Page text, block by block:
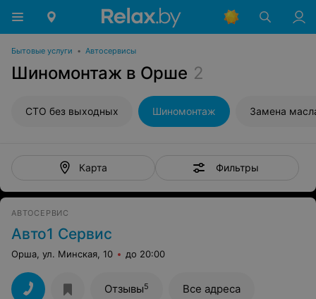
Бытовые услуги • Автосервисы
Шиномонтаж в Орше 2
СТО без выходных Шиномонтаж Замена
Карта Фильтры
АВТОСЕРВИС
Авто1 Сервис
Орша, ул. Минская, 10 до 20:00
Отзывы5 Все адреса